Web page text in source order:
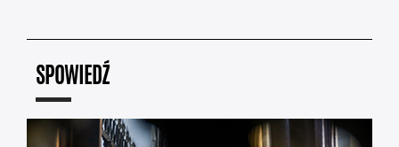
SPOWIEDŹ